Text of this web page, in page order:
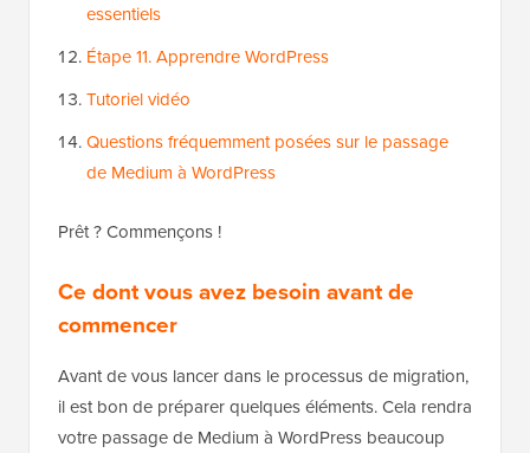
essentiels
Étape 11. Apprendre WordPress
Tutoriel vidéo
Questions fréquemment posées sur le passage
de Medium à WordPress
Prêt ? Commençons !
Ce dont vous avez besoin avant de
commencer
Avant de vous lancer dans le processus de migration,
il est bon de préparer quelques éléments. Cela rendra
votre passage de Medium à WordPress beaucoup